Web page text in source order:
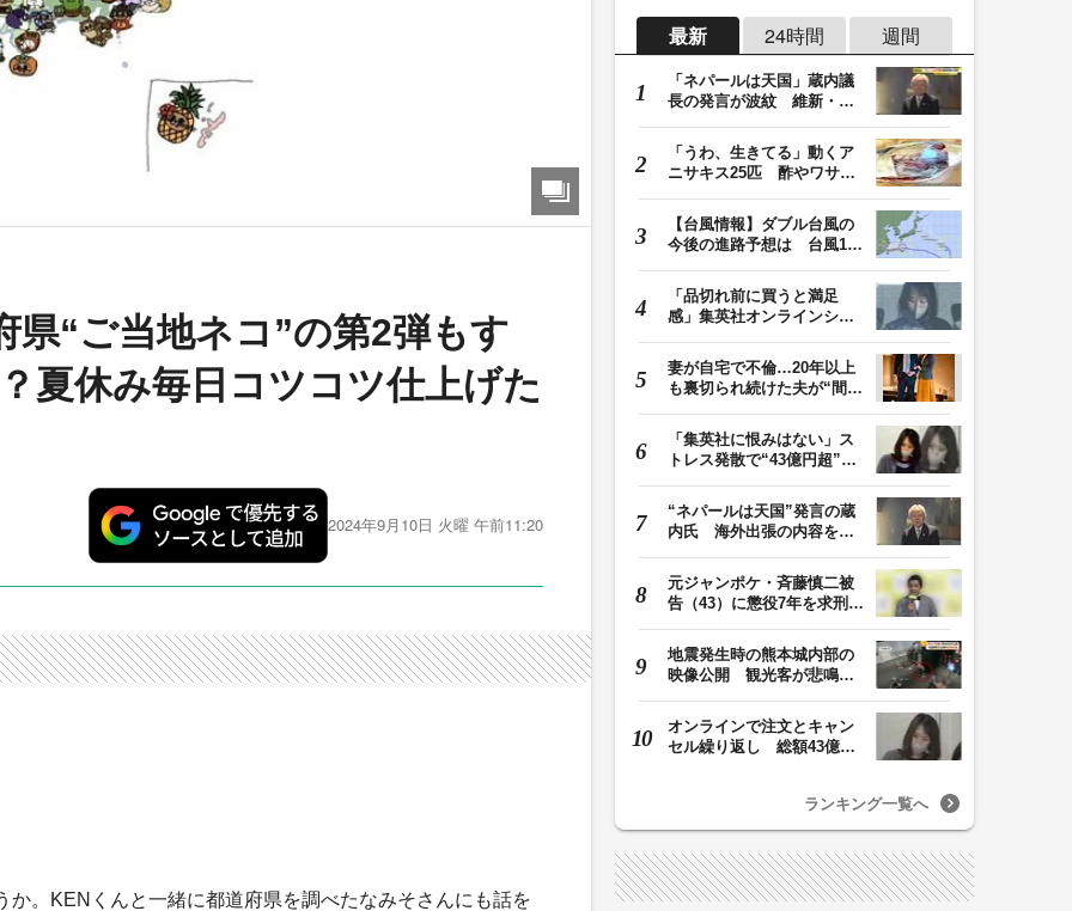
県“ご当地ネコ”の第2弾もす
夏休み毎日コツコツ仕上げた
2024年9月10日 火曜 午前11:20
。KENくんと一緒に都道府県を調べたなみそさんにも話を
最新 24時間 週間
「ネパールは天国」蔵内議
長の発言が波紋 維新・吉
「うわ、生きてる」動くア
ニサキス25匹 酢やワサビ
【台風情報】ダブル台風の
今後の進路予想は 台風13
「品切れ前に買うと満足
感」集英社オンラインショ
妻が自宅で不倫…20年以上
も裏切られ続けた夫が“間
「集英社に恨みはない」ス
トレス発散で“43億円超”の
“ネパールは天国”発言の蔵
内氏 海外出張の内容を説
元ジャンポケ・斉藤慎二被
告（43）に懲役7年を求刑
地震発生時の熊本城内部の
映像公開 観光客が悲鳴…
オンラインで注文とキャン
セル繰り返し 総額43億円
ランキング一覧へ